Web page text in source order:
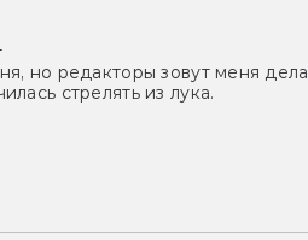
но редакторы зовут меня
стрелять из лука.